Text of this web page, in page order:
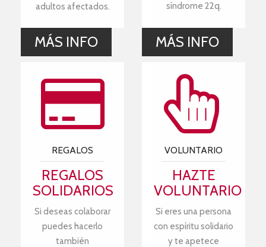
adultos afectados.
MÁS INFO
síndrome 22q.
MÁS INFO
REGALOS
REGALOS
SOLIDARIOS
Si deseas colaborar
puedes hacerlo
también
VOLUNTARIO
HAZTE
VOLUNTARIO
Si eres una persona
con espíritu solidario
y te apetece